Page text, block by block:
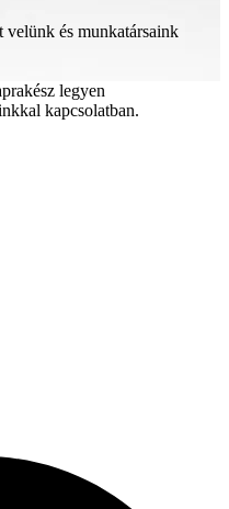
velünk és munkatársaink
legyen
kapcsolatban.